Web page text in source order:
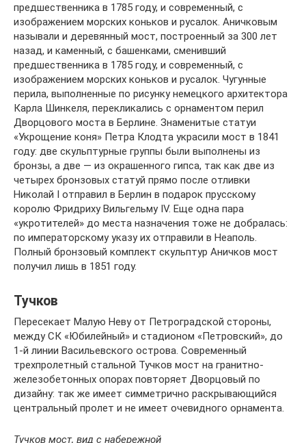
предшественника в 1785 году, и современный, с
изображением морских коньков и русалок. Аничковым
называли и деревянный мост, построенный за 300 лет
назад, и каменный, с башенками, сменивший
предшественника в 1785 году, и современный, с
изображением морских коньков и русалок. Чугунные
перила, выполненные по рисунку немецкого архитектора
Карла Шинкеля, перекликались с орнаментом перил
Дворцового моста в Берлине. Знаменитые статуи
«Укрощение коня» Петра Клодта украсили мост в 1841
году: две скульптурные группы были выполнены из
бронзы, а две — из окрашенного гипса, так как две из
четырех бронзовых статуй прямо после отливки
Николай I отправил в Берлин в подарок прусскому
королю Фридриху Вильгельму IV. Еще одна пара
«укротителей» до места назначения тоже не добралась:
по императорскому указу их отправили в Неаполь.
Полный бронзовый комплект скульптур Аничков мост
получил лишь в 1851 году.
Тучков
Пересекает Малую Неву от Петроградской стороны,
между СК «Юбилейный» и стадионом «Петровский», до
1-й линии Васильевского острова. Современный
трехпролетный стальной Тучков мост на гранитно-
железобетонных опорах повторяет Дворцовый по
дизайну: так же имеет симметрично раскрывающийся
центральный пролет и не имеет очевидного орнамента.
Тучков мост, вид с набережной